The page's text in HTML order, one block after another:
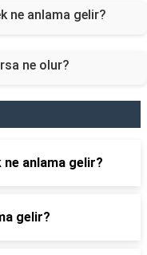
ne anlama gelir?
ne olur?
anlama gelir?
gelir?